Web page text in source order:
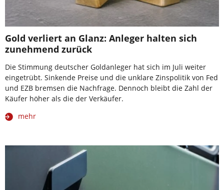
Gold verliert an Glanz: Anleger halten sich
zunehmend zurück
Die Stimmung deutscher Goldanleger hat sich im Juli weiter
eingetrübt. Sinkende Preise und die unklare Zinspolitik von Fed
und EZB bremsen die Nachfrage. Dennoch bleibt die Zahl der
Käufer höher als die der Verkäufer.
mehr